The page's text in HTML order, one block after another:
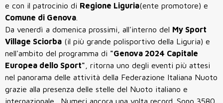
e con il patrocinio di Regione Liguria(ente promotore) e
Comune di Genova
Da venerdì a domenica prossimi, all'interno del My Sport
Village Sciorba (il più grande polisportivo della Liguria) e
nell'ambito del programma di "Genova 2024 Capitale
Europea dello Sport" , ritorna uno degli eventi più attesi
nel panorama delle attività della Federazione Italiana Nuoto
grazie alla presenza delle stelle del Nuoto italiano e
internazionale. Numeri ancora una volta record. Sono 3580